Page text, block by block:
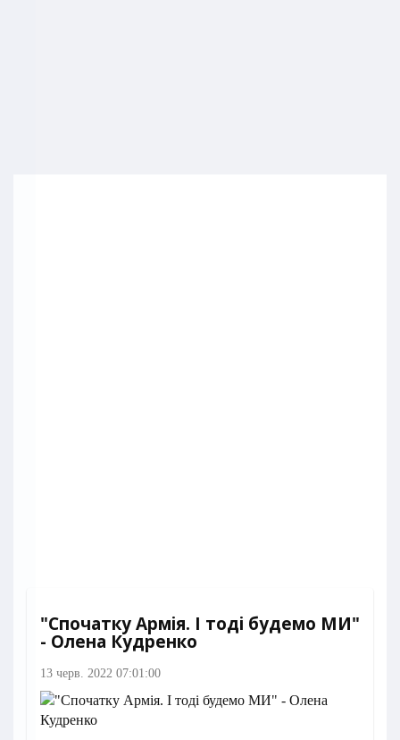
"Спочатку Армія. І тоді будемо МИ"
- Олена Кудренко
13 черв. 2022 07:01:00